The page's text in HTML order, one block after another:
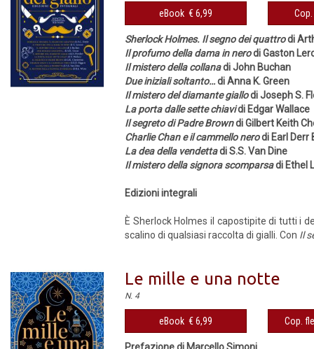
eBook € 6,99
Sherlock Holmes. Il segno dei quattrodi
Il profumo della dama in nerodi Gaston
Il mistero della collanadi John Buchan
Due iniziali soltanto…di Anna K. Green
Il mistero del diamante giallodi Joseph S.
La porta dalle sette chiavidi Edgar Wallace
Il segreto di Padre Browndi Gilbert Keith
Charlie Chan e il cammello nerodi Earl Derr
La dea della vendettadi S.S. Van Dine
Il mistero della signora scomparsadi Ethel
Edizioni integrali
È Sherlock Holmes il capostipite di tutti i
scalino di qualsiasi raccolta di gialli. Con Il
Le mille e una notte
N. 4
eBook € 6,99 Cop.